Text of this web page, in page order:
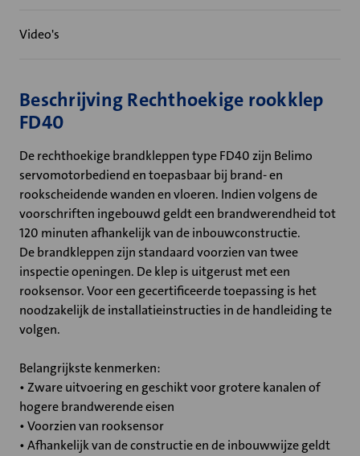
Video's
Beschrijving Rechthoekige rookklep
FD40
De rechthoekige brandkleppen type FD40 zijn Belimo
servomotorbediend en toepasbaar bij brand- en
rookscheidende wanden en vloeren. Indien volgens de
voorschriften ingebouwd geldt een brandwerendheid tot
120 minuten afhankelijk van de inbouwconstructie.
De brandkleppen zijn standaard voorzien van twee
inspectie openingen. De klep is uitgerust met een
rooksensor. Voor een gecertificeerde toepassing is het
noodzakelijk de installatieinstructies in de handleiding te
volgen.
Belangrijkste kenmerken:
• Zware uitvoering en geschikt voor grotere kanalen of
hogere brandwerende eisen
• Voorzien van rooksensor
• Afhankelijk van de constructie en de inbouwwijze geldt